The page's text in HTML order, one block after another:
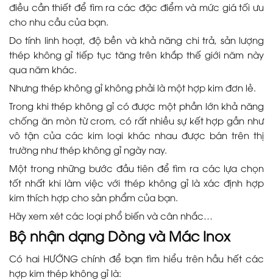
điều cần thiết để tìm ra các đặc điểm và mức giá tối ưu
cho nhu cầu của bạn.
Do tính linh hoạt, độ bền và khả năng chi trả, sản lượng
thép không gỉ tiếp tục tăng trên khắp thế giới năm này
qua năm khác.
Nhưng thép không gỉ không phải là một hợp kim đơn lẻ.
Trong khi thép không gỉ có được một phần lớn khả năng
chống ăn mòn từ crom, có rất nhiều sự kết hợp gần như
vô tận của các kim loại khác nhau được bán trên thị
trường như thép không gỉ ngày nay.
Một trong những bước đầu tiên để tìm ra các lựa chọn
tốt nhất khi làm việc với thép không gỉ là xác định hợp
kim thích hợp cho sản phẩm của bạn.
Hãy xem xét các loại phổ biến và cân nhắc…
Bộ nhận dạng Dòng và Mác Inox
Có hai HƯỚNG chính để bạn tìm hiểu trên hầu hết các
hợp kim thép không gỉ là: